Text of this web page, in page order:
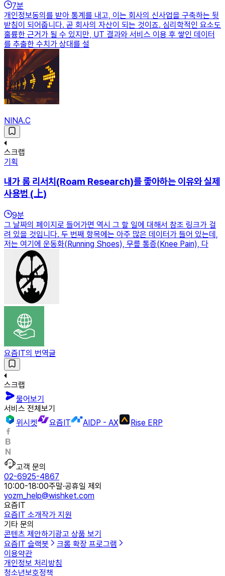
7분
개인정보동의를 받아 통계를 내고, 이는 회사의 신사업을 구축하는 뒷
받침이 되어줍니다. 곧 회사의 자산이 되는 것이죠. 심리학적인 요소도
훌륭한 근거가 될 수 있지만, UT 결과와 서비스 이용 후 쌓인 데이터
를 추출한 수치가 상대를 설
NINA.C
스크랩
기획
내가 롬 리서치(Roam Research)를 좋아하는 이유와 실제
사용법 (上)
9분
그 날짜의 페이지로 들어가면 역시 그 할 일에 대해서 참조 링크가 걸
려 있을 것입니다. 두 번째 항목에는 아주 많은 데이터가 들어 있는데,
저는 여기에 운동화(Running Shoes), 무릎 통증(Knee Pain), 다
요즘IT의 번역글
스크랩
물어보기
서비스 전체보기
위시켓
요즘IT AIDP - AX Rise ERP
고객 문의
02-6925-4867
10:00-18:00주말·공휴일 제외
yozm_help@wishket.com
요즘IT
요즘IT 소개작가 지원
기타 문의
콘텐츠 제안하기 광고 상품 보기
요즘IT 슬랙봇
크롬 확장 프로그램
이용약관
개인정보 처리방침
청소년보호정책